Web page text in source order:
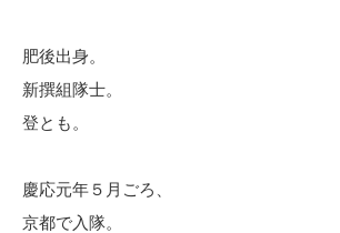
肥後出身。
新撰組隊士。
登とも。
慶応元年５月ごろ、
京都で入隊。